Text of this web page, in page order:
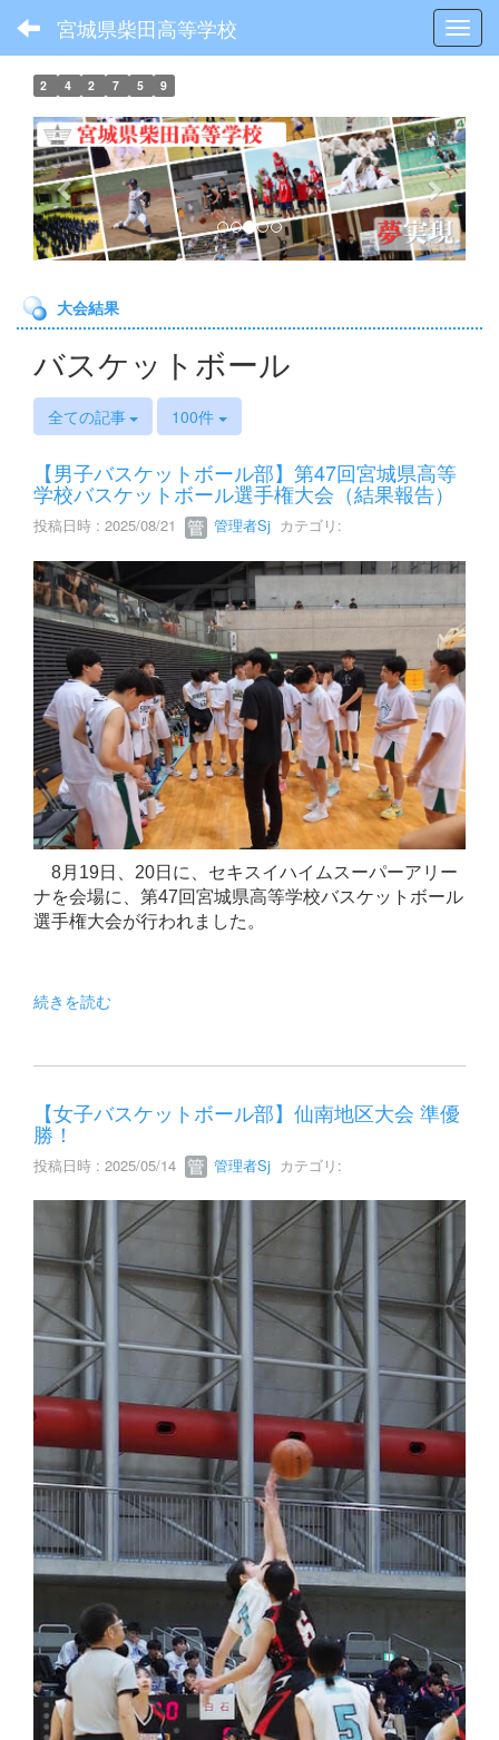
宮城県柴田高等学校
2 4 2 7 5 9
p
r
e
v
i
u
s
n
e
x
t
大会結果
バスケットボール
全ての記事 100件
【男子バスケットボール部】第47回宮城県高等
学校バスケットボール選手権大会（結果報告）
投稿日時 : 2025/08/21 管理者Sj カテゴリ:
8月19日、20日に、セキスイハイムスーパーアリー
ナを会場に、第47回宮城県高等学校バスケットボール
選手権大会が行われました。
続きを読む
【女子バスケットボール部】仙南地区大会 準優
勝！
投稿日時 : 2025/05/14 管理者Sj カテゴリ: